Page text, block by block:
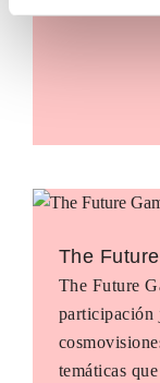
The
The Future
participación
temáticas